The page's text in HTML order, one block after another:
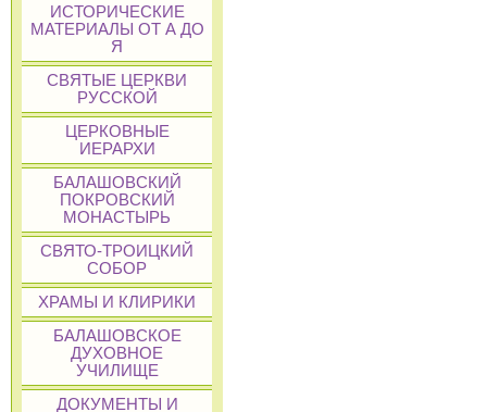
ИСТОРИЧЕСКИЕ
МАТЕРИАЛЫ ОТ А ДО
Я
СВЯТЫЕ ЦЕРКВИ
РУССКОЙ
ЦЕРКОВНЫЕ
ИЕРАРХИ
БАЛАШОВСКИЙ
ПОКРОВСКИЙ
МОНАСТЫРЬ
СВЯТО-ТРОИЦКИЙ
СОБОР
ХРАМЫ И КЛИРИКИ
БАЛАШОВСКОЕ
ДУХОВНОЕ
УЧИЛИЩЕ
ДОКУМЕНТЫ И